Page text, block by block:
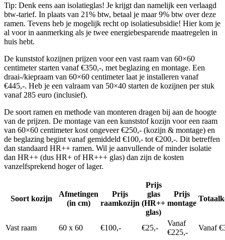
Tip: Denk eens aan isolatieglas! Je krijgt dan namelijk een verlaagd
btw-tarief. In plaats van 21% btw, betaal je maar 9% btw over deze
ramen. Tevens heb je mogelijk recht op isolatiesubsidie! Hier kom je
al voor in aanmerking als je twee energiebesparende maatregelen in
huis hebt.
De kunststof kozijnen prijzen voor een vast raam van 60×60
centimeter starten vanaf €350,-, met beglazing en montage. Een
draai-/kiepraam van 60×60 centimeter laat je installeren vanaf
€445,-. Heb je een valraam van 50×40 starten de kozijnen per stuk
vanaf 285 euro (inclusief).
De soort ramen en methode van monteren dragen bij aan de hoogte
van de prijzen. De montage van een kunststof kozijn voor een raam
van 60×60 centimeter kost ongeveer €250,- (kozijn & montage) en
de beglazing begint vanaf gemiddeld €100,- tot €200,-. Dit betreffen
dan standaard HR++ ramen. Wil je aanvullende of minder isolatie
dan HR++ (dus HR+ of HR+++ glas) dan zijn de kosten
vanzelfsprekend hoger of lager.
Soort kozijn
Afmetingen
(in cm)
Prijs
raamkozijn
Prijs
glas
(HR++
glas)
Prijs
montage
Vast raam 60 x 60 €100,- €25,-
Vanaf
€225,-
Vanaf